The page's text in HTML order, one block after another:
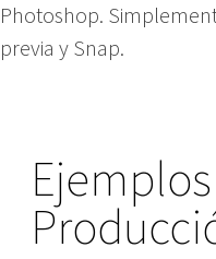
Photoshop.
previa y Snap.